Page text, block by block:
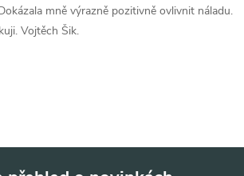
mně výrazně pozitivně ovlivnit náladu.
Vojtěch Šik.